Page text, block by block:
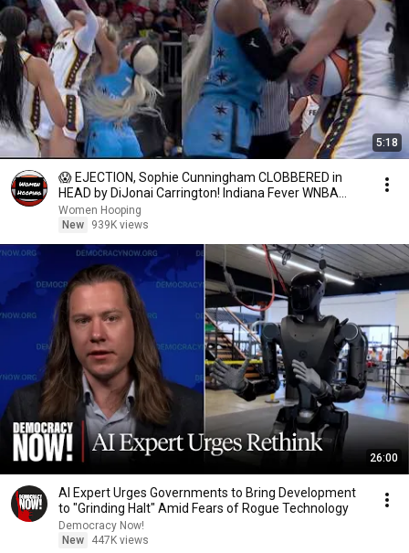
5:18
😱 EJECTION, Sophie Cunningham CLOBBERED in
HEAD by DiJonai Carrington! Indiana Fever WNBA
basketball
Women Hooping
New
939K views
26:00
AI Expert Urges Governments to Bring Development
to "Grinding Halt" Amid Fears of Rogue Technology
Democracy Now!
New
447K views